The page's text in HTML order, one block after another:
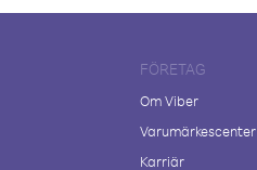
FÖRETAG
Om Viber
Varumärkescenter
Karriär